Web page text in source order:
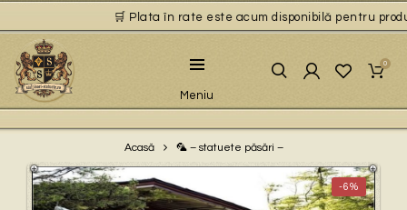
🛒 Plata în rate este acum disponibilă pentru
Meniu
0
Acasă 🦜 – statuete păsări –
-6%